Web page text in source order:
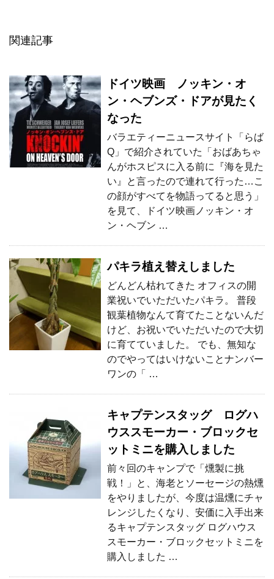
関連記事
ドイツ映画 ノッキン・オ
ン・ヘブンズ・ドアが見たく
なった
バラエティーニュースサイト「らば
Q」で紹介されていた「おばあちゃ
んがホスピスに入る前に『海を見た
い』と言ったので連れて行った…こ
の顔がすべてを物語ってると思う」
を見て、ドイツ映画ノッキン・オ
ン・ヘブン …
パキラ植え替えしました
どんどん枯れてきた オフィスの開
業祝いでいただいたパキラ。 普段
観葉植物なんて育てたことないんだ
けど、お祝いでいただいたので大切
に育てていました。 でも、無知な
のでやってはいけないことナンバー
ワンの「 …
キャプテンスタッグ ログハ
ウススモーカー・ブロックセ
ットミニを購入しました
前々回のキャンプで「燻製に挑
戦！」と、海老とソーセージの熱燻
をやりましたが、今度は温燻にチャ
レンジしたくなり、安価に入手出来
るキャプテンスタッグ ログハウス
スモーカー・ブロックセットミニを
購入しました …